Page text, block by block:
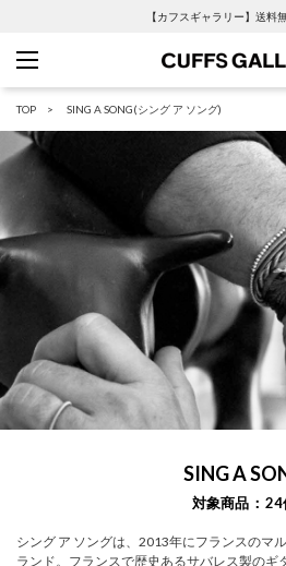
【カフスギャラリー】送料
TOP SING A SONG(シング ア ソング)
SING A
対象商品 24
シング ア ソングは、2013年にフランスのマ
ランド。フランスで歴史あるサバレス製のギ